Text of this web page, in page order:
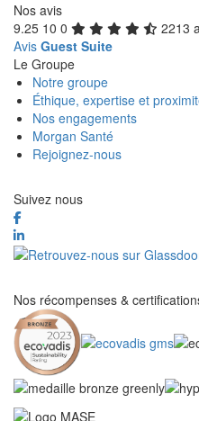
Nos avis
9.25 10 0
2213
Avis Guest Suite
Le Groupe
Notre groupe
Éthique, expertise et
Nos engagements
Morgan Santé
Rejoignez-nous
Suivez nous
Nos récompenses &